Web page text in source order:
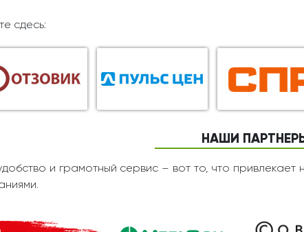
сдесь:
НАШИ
и грамотный сервис – вот то, что